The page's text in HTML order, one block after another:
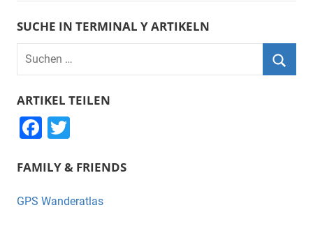
SUCHE IN TERMINAL Y ARTIKELN
Suchen
ARTIKEL TEILEN
F
c
e
tt
er
FAMILY & FRIENDS
GPS Wanderatlas